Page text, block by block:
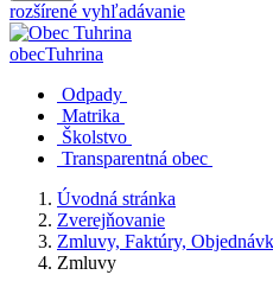
rozšírené vyhľadávanie
obecTuhrina
Odpady
Matrika
Školstvo
Transparentná obec
Úvodná stránka
Zverejňovanie
Zmluvy, Faktúry,
Zmluvy